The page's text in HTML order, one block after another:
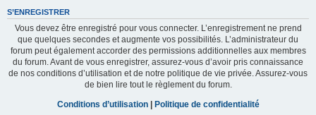
S’ENREGISTRER
Vous devez être enregistré pour vous connecter. L’enregistrement ne prend
que quelques secondes et augmente vos possibilités. L’administrateur du
forum peut également accorder des permissions additionnelles aux membres
du forum. Avant de vous enregistrer, assurez-vous d’avoir pris connaissance
de nos conditions d’utilisation et de notre politique de vie privée. Assurez-vous
de bien lire tout le règlement du forum.
Conditions d’utilisation| Politique de confidentialité